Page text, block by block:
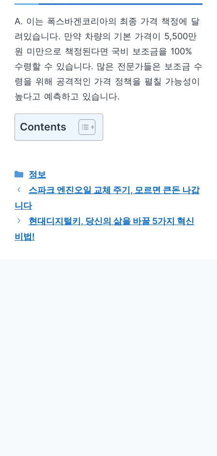
A. 이는 폭스바겐코리아의 최종 가격 책정에 달
려있습니다. 만약 차량의 기본 가격이 5,500만
원 미만으로 책정된다면 국비 보조금을 100%
수령할 수 있습니다. 많은 전문가들은 보조금 수
령을 위해 공격적인 가격 정책을 펼칠 가능성이
높다고 예측하고 있습니다.
Contents
카
테
리
정보
스파크 엔진오일 교체 주기, 모르면 큰돈 나갑
니다
현대디지털키, 당신의 삶을 바꿀 5가지 혁신
비법!